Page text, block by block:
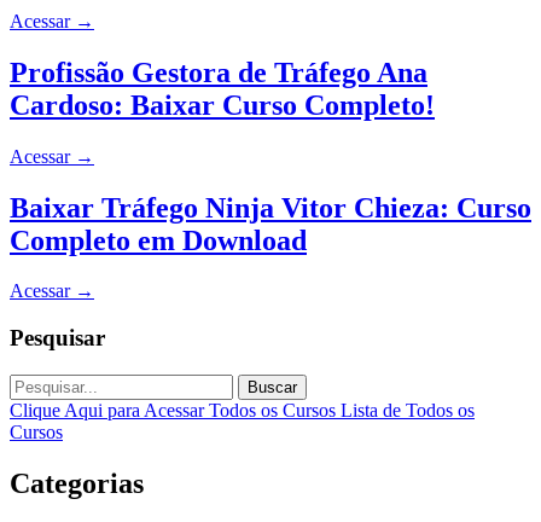
Acessar →
Profissão Gestora de Tráfego Ana
Cardoso: Baixar Curso Completo!
Acessar →
Baixar Tráfego Ninja Vitor Chieza: Curso
Completo em Download
Acessar →
Pesquisar
Buscar
Clique Aqui para Acessar Todos os Cursos Lista de Todos os
Cursos
Categorias